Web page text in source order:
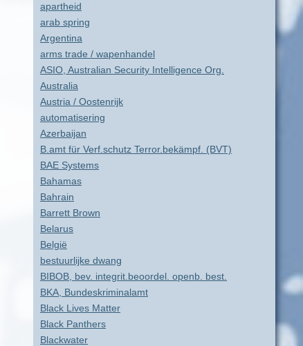
apartheid
arab spring
Argentina
arms trade / wapenhandel
ASIO, Australian Security Intelligence Org.
Australia
Austria / Oostenrijk
automatisering
Azerbaijan
B.amt für Verf.schutz Terror.bekämpf. (BVT)
BAE Systems
Bahamas
Bahrain
Barrett Brown
Belarus
België
bestuurlijke dwang
BIBOB, bev. integrit.beoordel. openb. best.
BKA, Bundeskriminalamt
Black Lives Matter
Black Panthers
Blackwater